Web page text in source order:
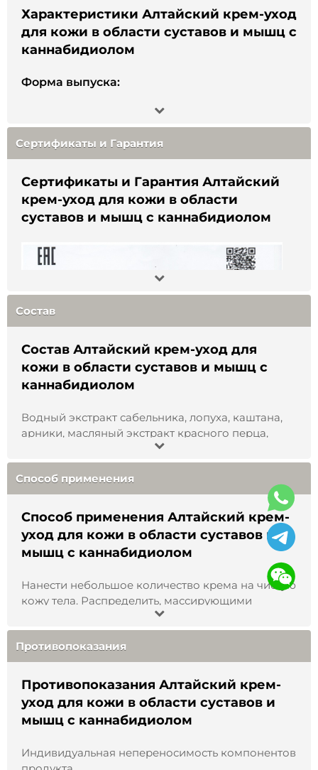
мягкости и эластичности кожи. Быстро
впитывается и не оставляет липкости.
Каннабидиол (CBD) — это инновационный
распространение благодаря своему
экстрактами алтайских трав он мягко
воздействует на мышцы и суставы, снимая
воспаление и улучшая подвижность.
Без резкого неприятного запаха
Натуральные компоненты, вдохновлённые
Подходит для регулярного использования
Приятная текстура и быстрое впитывание
Идеален после спорта, прогулок или работы на
применения
отличным выбором для тех, кто ценит
натуральные средства и стремится
поддерживать активный образ жизни.
Характеристики Алтайский крем-уход
для кожи в области суставов и мышц с
каннабидиолом
Форма выпуска:
Орган:
Сертификаты и Гарантия
Сертификаты и Гарантия Алтайский
крем-уход для кожи в области
суставов и мышц с каннабидиолом
Вы производитель?
Как подобрать продукцию по болезни?
Как оплатить заказ на сайте?
Состав
Состав Алтайский крем-уход для
кожи в области суставов и мышц с
каннабидиолом
Водный экстракт сабельника, лопуха, каштана,
арники, масляный экстракт красного перца,
пантов марала, зверобоя, ментол натуральный,
эфирное масло эвкалипта, имбиря, чайного
дерева, пихтовое масло, мумиё, д-пантенол,
желчь медицинская консервированная, изолят
каннабидиола, живица кедровая, ментол, трилон
Б (ЭТДА), консервант (метилпарабен,
этилпарабен, пропилпарабен, феноксиэтанол),
карбомер (BLOOM ING AGEL® сополимер
акриламида/акри-лоилдиметилтаурата натрия /
акриловой кислоты).
Способ применения
Способ применения Алтайский крем-
уход для кожи в области суставов и
мышц с каннабидиолом
Нанести небольшое количество крема на чистую
кожу тела. Распределить, массирующими
движениями до полного впитывания, уделяя
особое внимание проблемным участкам.
Противопоказания
Противопоказания Алтайский крем-
уход для кожи в области суставов и
мышц с каннабидиолом
Индивидуальная непереносимость компонентов